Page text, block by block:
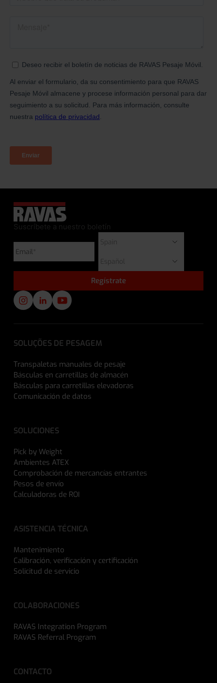
Suscríbete a nuestro boletín
SOLUÇÕES DE PESAGEM
Transpaletas manuales de pesaje
Básculas en carretillas de almacén
Básculas para carretillas elevadoras
Comunicación de datos
SOLUCIONES
Pick by Weight
Ambientes ATEX
Comprobación de mercancías entrantes
Pesos de envío
Calculadoras de ROI
ASISTENCIA TÉCNICA
Mantenimiento
Calibración, verificación y certificación
Solicitud de servicio
COLABORACIONES
RAVAS Integration Program
RAVAS Referral Program
CONTACTO